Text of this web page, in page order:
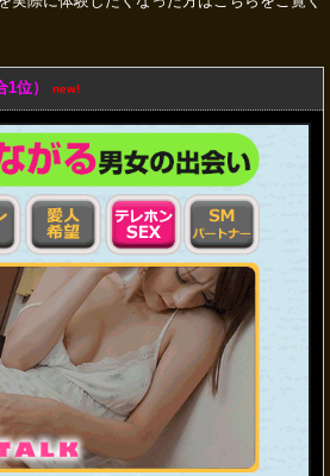
1位） new!